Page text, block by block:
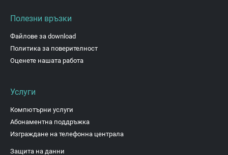
Полезни връзки
Файлове за download
Политика за поверителност
Оценете нашата работа
Услуги
Компютърни услуги
Абонаментна поддръжка
Изграждане на телефонна централа
Защита на данни